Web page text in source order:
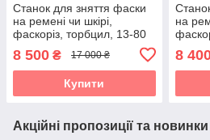
Станок для зняття фаски
на ремені чи шкірі,
фаскоріз, торбцил, 13-80
8 500 ₴ 17 000 ₴
Купити
на
8
Акційні пропозиції та новинки